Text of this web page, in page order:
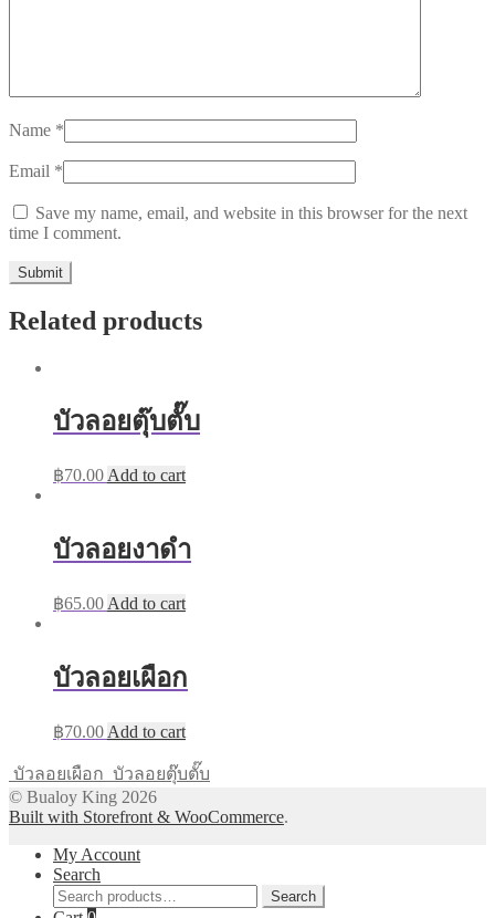
Name *
Email *
Save my name, email, and website in this browser for the next
time I comment.
Related products
บัวลอยตุ๊บตั๊บ
฿70.00 Add to cart
บัวลอยงาดำ
฿65.00 Add to cart
บัวลอยเผือก
฿70.00 Add to cart
บัวลอยเผือก บัวลอยตุ๊บตั๊บ
© Bualoy King 2026
Built with Storefront & WooCommerce.
My Account
Search
Search
for:
Search